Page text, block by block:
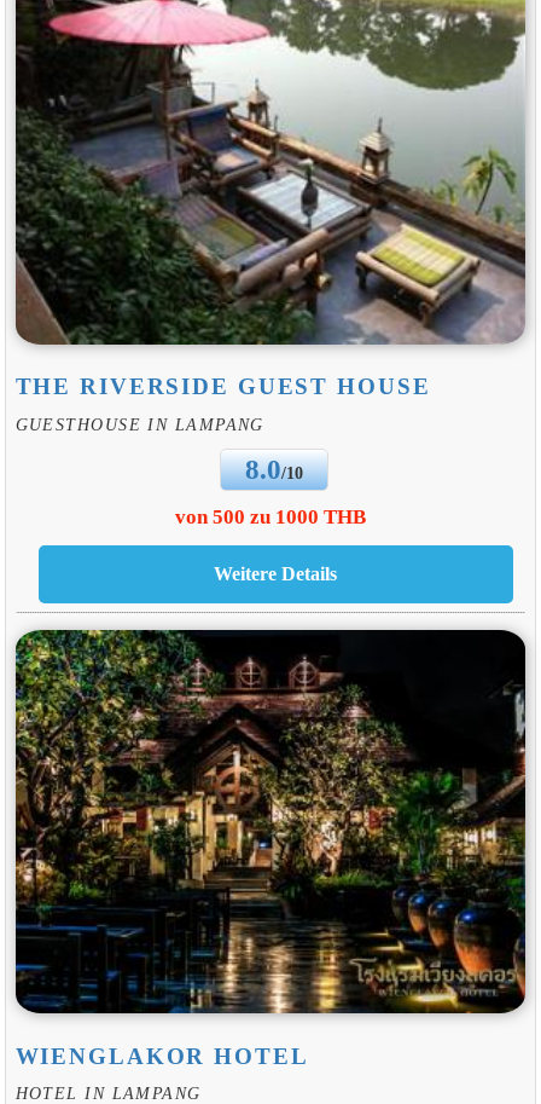
THE RIVERSIDE GUEST HOUSE
GUESTHOUSE IN LAMPANG
8.0/10
von 500 zu 1000 THB
WIENGLAKOR HOTEL
HOTEL IN LAMPANG